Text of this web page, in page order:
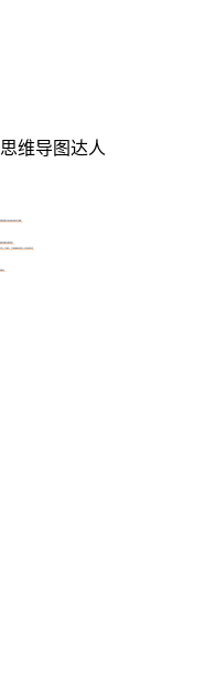
思维导图达人